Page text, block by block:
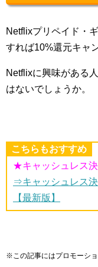
Netflixプリペイド・
すれば10%還元キャ
Netflixに興味がある
はないでしょうか。
こちらもおすすめ
★キャッシュレス
⇒キャッシュレス
【最新版】
※この記事にはプロモーシ